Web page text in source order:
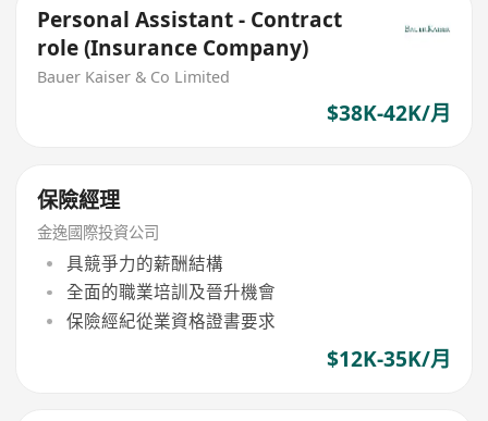
Personal Assistant - Contract
role (Insurance Company)
Bauer Kaiser & Co Limited
$38K-42K/月
保險經理
金逸國際投資公司
具競爭力的薪酬結構
全面的職業培訓及晉升機會
保險經紀從業資格證書要求
$12K-35K/月